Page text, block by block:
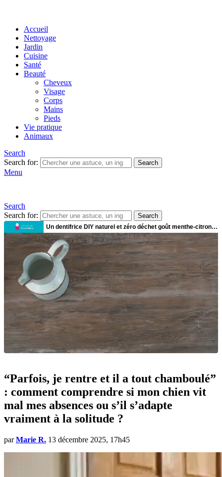
Accueil
Nettoyage
Jardin
Cuisine
Santé
Beauté
Cheveux
Visage
Corps
Mains
Pieds
Vie pratique
Animaux
Search
Search for:
Search
Menu
Search
Search for:
Search
“Parfois, je rentre et il a tout chamboulé”
: comment comprendre si mon chien vit
mal mes absences ou s’il s’adapte
vraiment à la solitude ?
par Marie R. 13 décembre 2025, 17h45